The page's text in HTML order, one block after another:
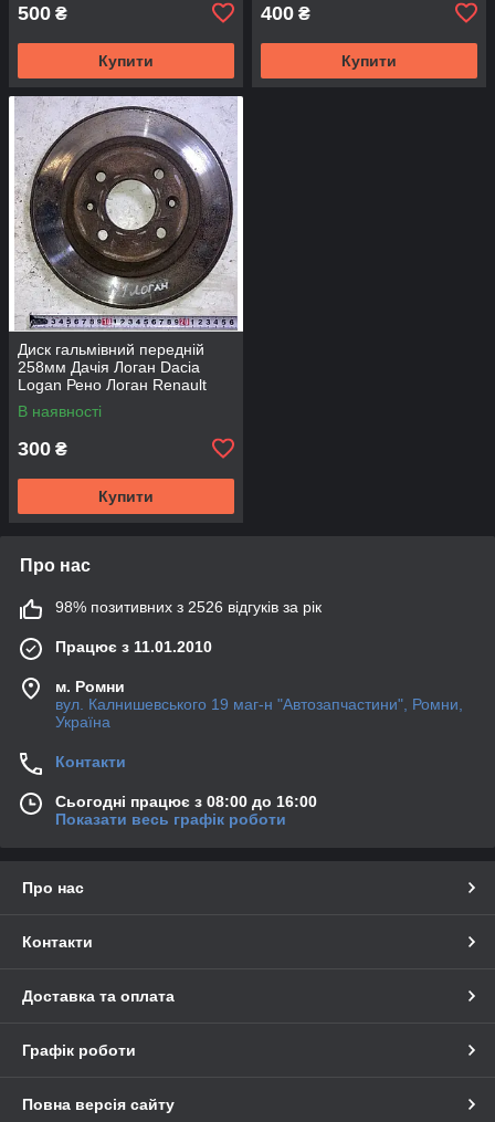
500 ₴
Купити
400 ₴
Купити
Диск гальмівний передній
258мм Дачія Логан Dacia
Logan Рено Логан Renault
Logan
В наявності
300 ₴
Купити
Про нас
98% позитивних з 2526 відгуків за рік
Працює з 11.01.2010
м. Ромни
вул. Калнишевського 19 маг-н "Автозапчастини", Ромни,
Україна
Контакти
Сьогодні працює з 08:00 до 16:00
Показати весь графік роботи
Про нас
Контакти
Доставка та оплата
Графік роботи
Повна версія сайту